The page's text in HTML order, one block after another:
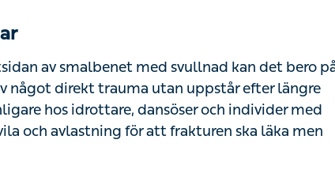
av smalbenet med svullnad kan det bero på
direkt trauma utan uppstår efter längre tids
idrottare, dansöser och individer medbenskörhet
för att frakturen ska läka men ibland behövs det